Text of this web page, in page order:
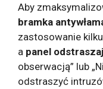
Aby
bramka
zastosowanie
a panel
obserwacją” lub
odstraszyć